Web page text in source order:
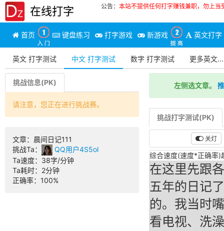
在线打字 公告： 本站不提供任何打字赚钱兼职，勿上当
首页 键盘练习 打字游戏 新游戏 英文打字
英文 打字测试 中文 打字测试 数字 打字测试 更多英文...
挑战信息(PK)
请注意，您正在进行挑战赛。
文章： 晨间日记111
挑战Ta：
QQ用户4S5ol
Ta速度： 38字/分钟
Ta耗时： 2分钟
正确率： 100%
左侧选文章。
挑战打字测试(PK)
关灯
综合速度(速度*正确率)
在这里先跟
五年的日记
的。我当时
看电视、洗